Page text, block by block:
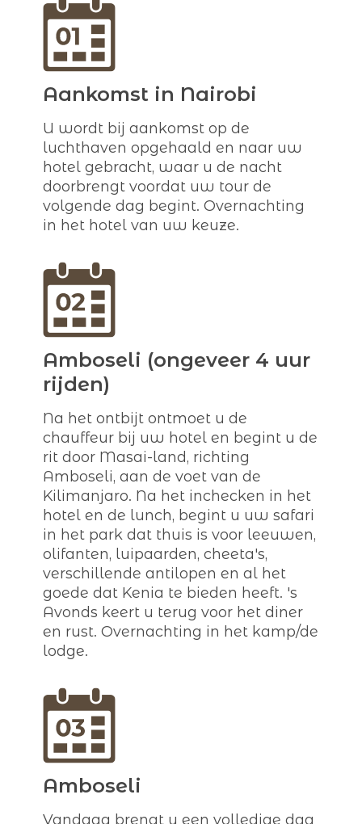
Aankomst in Nairobi
U wordt bij aankomst op de
luchthaven opgehaald en naar uw
hotel gebracht, waar u de nacht
doorbrengt voordat uw tour de
volgende dag begint. Overnachting
in het hotel van uw keuze.
Amboseli (ongeveer 4 uur
rijden)
Na het ontbijt ontmoet u de
chauffeur bij uw hotel en begint u de
rit door Masai-land, richting
Amboseli, aan de voet van de
Kilimanjaro. Na het inchecken in het
hotel en de lunch, begint u uw safari
in het park dat thuis is voor leeuwen,
olifanten, luipaarden, cheeta's,
verschillende antilopen en al het
goede dat Kenia te bieden heeft. 's
Avonds keert u terug voor het diner
en rust. Overnachting in het kamp/de
lodge.
Amboseli
Vandaag brengt u een volledige dag